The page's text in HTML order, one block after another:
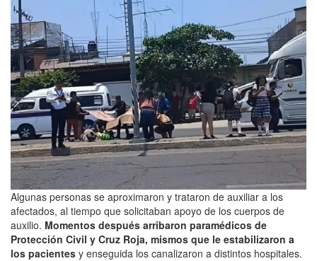
Algunas personas se aproximaron y trataron de auxiliar a los
afectados, al tiempo que solicitaban apoyo de los cuerpos de
auxilio. Momentos después arribaron paramédicos de
Protección Civil y Cruz Roja, mismos que le estabilizaron a
los pacientes y enseguida los canalizaron a distintos hospitales.